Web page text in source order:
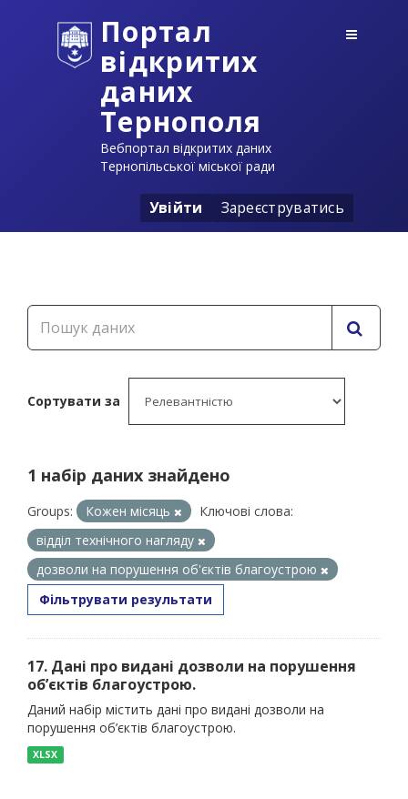
Портал
відкритих
даних
Тернополя
Вебпортал відкритих даних
Тернопільської міської ради
Увійти Зареєструватись
Сортувати за
1 набір даних знайдено
Groups: Кожен місяць
Ключові слова:
відділ технічного нагляду
дозволи на порушення об'єктів благоустрою
Фільтрувати результати
17. Дані про видані дозволи на порушення
об’єктів благоустрою.
Даний набір містить дані про видані дозволи на
порушення об’єктів благоустрою.
XLSX